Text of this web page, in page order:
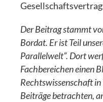
Der Beitrag stammt
Bordat. Er ist Teil
Parallelwelt”. Dort
Fachbereichen einen
Rechtswissenschaft
Beiträge betrachten,